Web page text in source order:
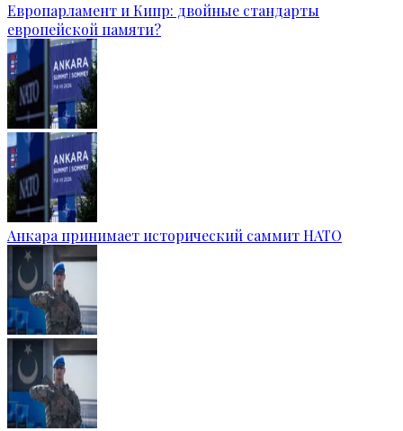
Европарламент и Кипр: двойные стандарты
европейской памяти?
Анкара принимает исторический саммит НАТО